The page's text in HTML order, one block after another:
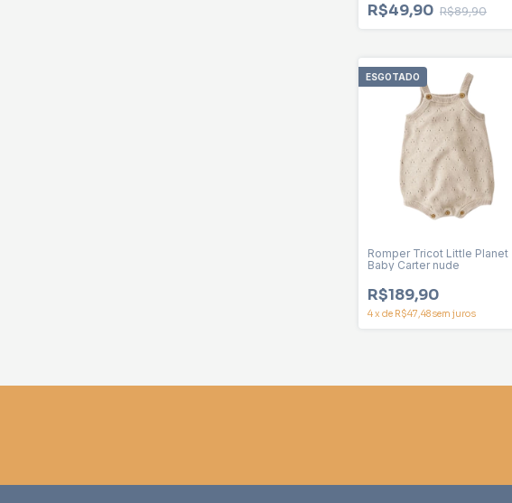
R$49,90 R$89,90
ESGOTADO
Romper Tricot Little Planet
Baby Carter nude
R$189,90
4x de R$47,48sem juros